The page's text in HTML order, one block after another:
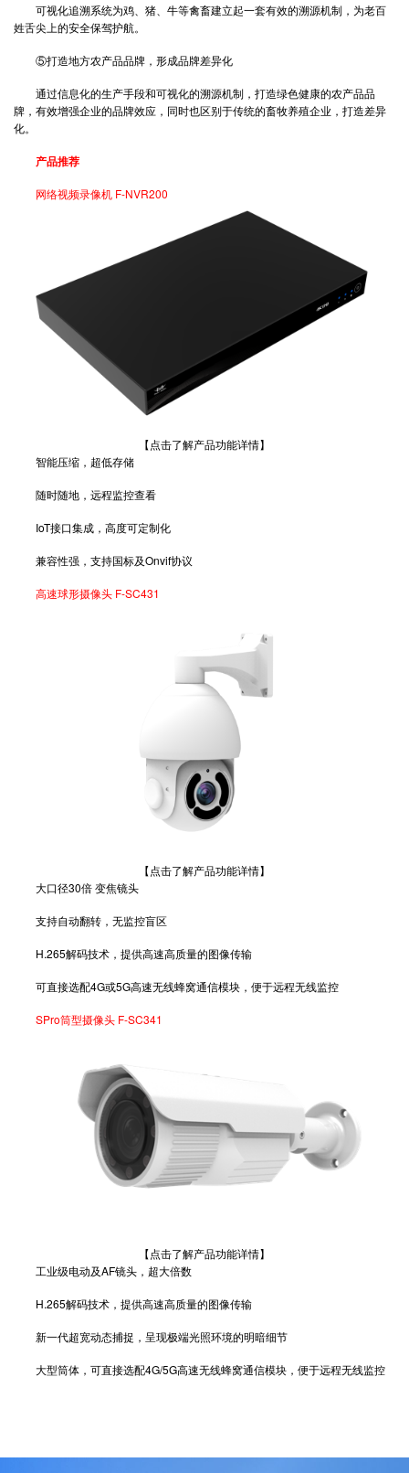
可视化追溯系统为鸡、猪、牛等禽畜建立起一套有效的溯源机制，为老百
姓舌尖上的安全保驾护航。
⑤打造地方农产品品牌，形成品牌差异化
通过信息化的生产手段和可视化的溯源机制，打造绿色健康的农产品品
牌，有效增强企业的品牌效应，同时也区别于传统的畜牧养殖企业，打造差异
化。
产品推荐
网络视频录像机 F-NVR200
【点击了解产品功能详情】
智能压缩，超低存储
随时随地，远程监控查看
IoT接口集成，高度可定制化
兼容性强，支持国标及Onvif协议
高速球形摄像头 F-SC431
【点击了解产品功能详情】
大口径30倍 变焦镜头
支持自动翻转，无监控盲区
H.265解码技术，提供高速高质量的图像传输
可直接选配4G或5G高速无线蜂窝通信模块，便于远程无线监控
SPro筒型摄像头 F-SC341
【点击了解产品功能详情】
工业级电动及AF镜头，超大倍数
H.265解码技术，提供高速高质量的图像传输
新一代超宽动态捕捉，呈现极端光照环境的明暗细节
大型筒体，可直接选配4G/5G高速无线蜂窝通信模块，便于远程无线监控